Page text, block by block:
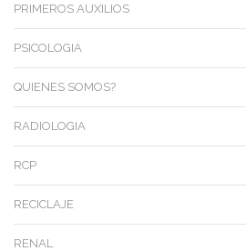
PRIMEROS AUXILIOS
PSICOLOGIA
QUIENES SOMOS?
RADIOLOGIA
RCP
RECICLAJE
RENAL